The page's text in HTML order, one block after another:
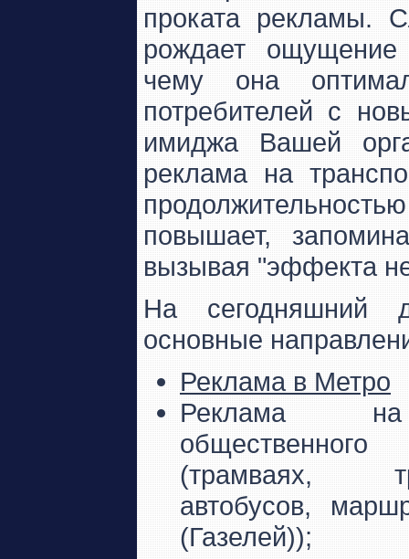
проката рекламы.
рождает ощущение
чему она
потребителей с
имиджа Вашей
реклама на
повышает,
вызывая "эффекта
На сегодняшний
основные
Реклама в Метро
Реклама
общественного
(трамваях,
автобусов,
(Газелей));